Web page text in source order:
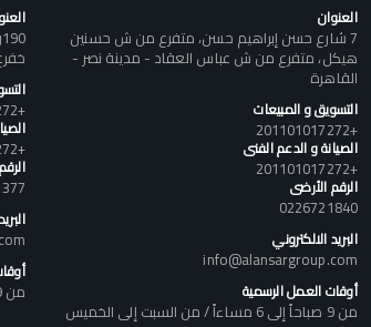
العنوان
7 شارع حسن إبراهيم حسن، متفرع من ش حسنين
هيكل، متفرع من ش عباس العقاد - مدينة نصر -
القاهرة
التسويق و المبيعات
+201101017272
الصيانة و الدعم الفنى
+201101017272
الرقم الأرضى
0226721840
البريد الالكتروني
info@alansargroup.com
أوقات العمل الرسمية
من 9 صباحاً إلى 6 مساءاً / من السبت إلى الخميس
+201101017272
+201101017272
من 9 صباحاً إلى 6 مساءاً / من السبت إلى الخميس